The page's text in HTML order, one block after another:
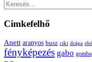
Keresés:
Cimkefelhő
Anett aranyos busz ciki drága
fényképezés gabo gomba